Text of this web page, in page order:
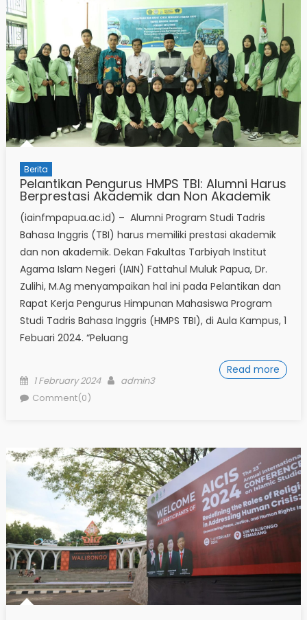
Berita
Pelantikan Pengurus HMPS TBI: Alumni Harus
Berprestasi Akademik dan Non Akademik
(iainfmpapua.ac.id) – Alumni Program Studi Tadris
Bahasa Inggris (TBI) harus memiliki prestasi akademik
dan non akademik. Dekan Fakultas Tarbiyah Institut
Agama Islam Negeri (IAIN) Fattahul Muluk Papua, Dr.
Zulihi, M.Ag menyampaikan hal ini pada Pelantikan dan
Rapat Kerja Pengurus Himpunan Mahasiswa Program
Studi Tadris Bahasa Inggris (HMPS TBI), di Aula Kampus, 1
Febuari 2024. “Peluang
Read more
Posted
on
1 February 2024 Author
admin3
Comment(0)